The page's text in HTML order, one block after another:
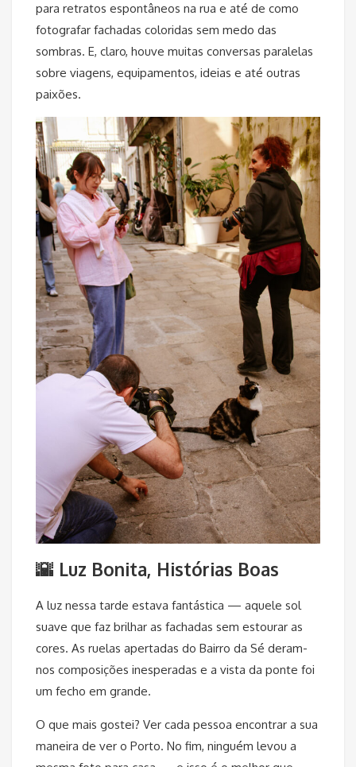
para retratos espontâneos na rua e até de como
fotografar fachadas coloridas sem medo das
sombras. E, claro, houve muitas conversas paralelas
sobre viagens, equipamentos, ideias e até outras
paixões.
🌇 Luz Bonita, Histórias Boas
A luz nessa tarde estava fantástica — aquele sol
suave que faz brilhar as fachadas sem estourar as
cores. As ruelas apertadas do Bairro da Sé deram-
nos composições inesperadas e a vista da ponte foi
um fecho em grande.
O que mais gostei? Ver cada pessoa encontrar a sua
maneira de ver o Porto. No fim, ninguém levou a